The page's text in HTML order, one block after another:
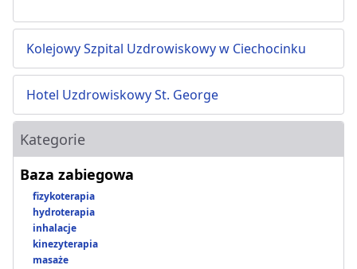
Kolejowy Szpital Uzdrowiskowy w Ciechocinku
Hotel Uzdrowiskowy St. George
Kategorie
Baza zabiegowa
fizykoterapia
hydroterapia
inhalacje
kinezyterapia
masaże